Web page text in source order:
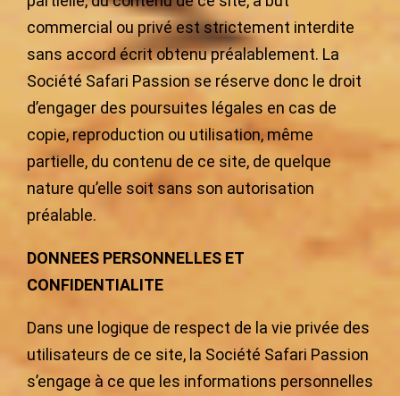
commercial ou privé est strictement interdite
sans accord écrit obtenu préalablement. La
Société Safari Passion se réserve donc le droit
d’engager des poursuites légales en cas de
copie, reproduction ou utilisation, même
partielle, du contenu de ce site, de quelque
nature qu’elle soit sans son autorisation
préalable.
DONNEES PERSONNELLES ET
CONFIDENTIALITE
Dans une logique de respect de la vie privée des
utilisateurs de ce site, la Société Safari Passion
s’engage à ce que les informations personnelles